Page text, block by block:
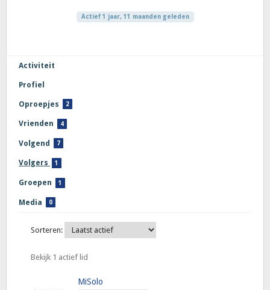
Actief 1 jaar, 11 maanden geleden
Activiteit
Profiel
Oproepjes 2
Vrienden 4
Volgend 7
Volgers 1
Groepen 1
Media 0
Sorteren:
Bekijk 1 actief lid
MiSolo